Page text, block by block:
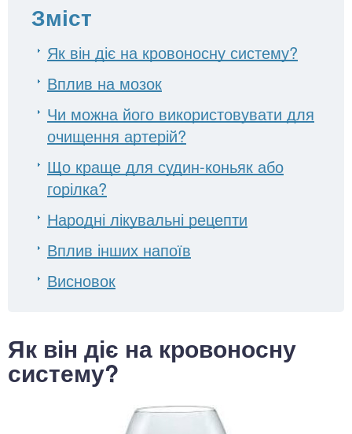
Зміст
Як він діє на кровоносну систему?
Вплив на мозок
Чи можна його використовувати для
очищення артерій?
Що краще для судин-коньяк або
горілка?
Народні лікувальні рецепти
Вплив інших напоїв
Висновок
Як він діє на кровоносну
систему?